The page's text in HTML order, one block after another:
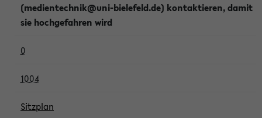
(medientechnik@uni-bielefeld.de) kontaktieren, damit
sie hochgefahren wird
0
1004
Sitzplan